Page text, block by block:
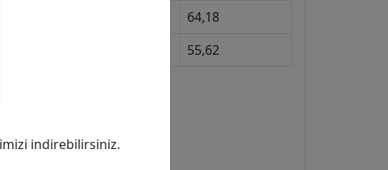
64,18
55,62
indirebilirsiniz.